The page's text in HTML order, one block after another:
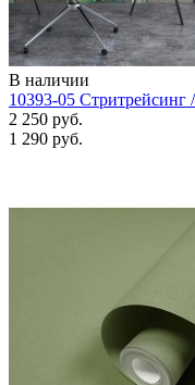
В наличии
10393-05
2 250 руб.
1 290 руб.